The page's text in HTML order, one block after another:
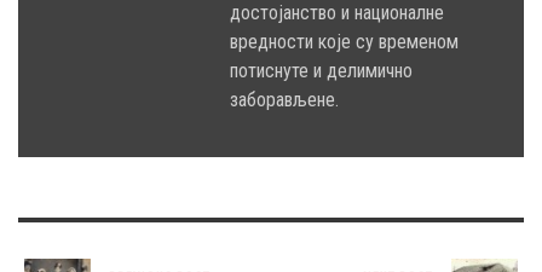
достојанство и националне
вредности које су временом
потиснуте и делимично
заборављене.